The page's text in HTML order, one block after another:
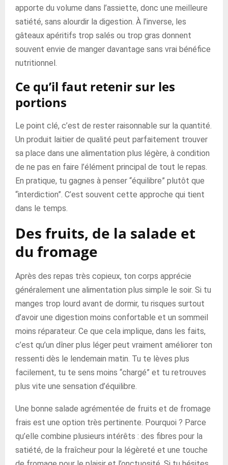
apporte du volume dans l’assiette, donc une meilleure
satiété, sans alourdir la digestion. À l’inverse, les
gâteaux apéritifs trop salés ou trop gras donnent
souvent envie de manger davantage sans vrai bénéfice
nutritionnel.
Ce qu’il faut retenir sur les
portions
Le point clé, c’est de rester raisonnable sur la quantité.
Un produit laitier de qualité peut parfaitement trouver
sa place dans une alimentation plus légère, à condition
de ne pas en faire l’élément principal de tout le repas.
En pratique, tu gagnes à penser “équilibre” plutôt que
“interdiction”. C’est souvent cette approche qui tient
dans le temps.
Des fruits, de la salade et
du fromage
Après des repas très copieux, ton corps apprécie
généralement une alimentation plus simple le soir. Si tu
manges trop lourd avant de dormir, tu risques surtout
d’avoir une digestion moins confortable et un sommeil
moins réparateur. Ce que cela implique, dans les faits,
c’est qu’un dîner plus léger peut vraiment améliorer ton
ressenti dès le lendemain matin. Tu te lèves plus
facilement, tu te sens moins “chargé” et tu retrouves
plus vite une sensation d’équilibre.
Une bonne salade agrémentée de fruits et de fromage
frais est une option très pertinente. Pourquoi ? Parce
qu’elle combine plusieurs intérêts : des fibres pour la
satiété, de la fraîcheur pour la légèreté et une touche